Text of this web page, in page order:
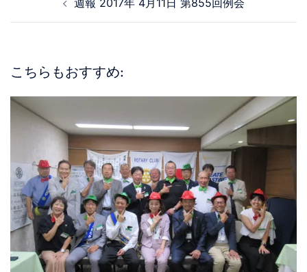
週報 2017年 4月11日 第855回例会
こちらもおすすめ: